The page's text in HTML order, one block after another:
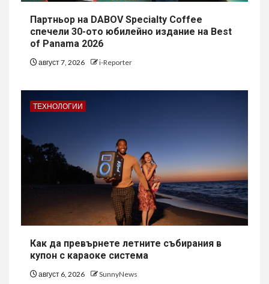
Партньор на DABOV Specialty Coffee
спечели 30-ото юбилейно издание на Best
of Panama 2026
август 7, 2026 i-Reporter
ТЕХНОЛОГИИ
Как да превърнете летните събирания в
купон с караоке система
август 6, 2026 SunnyNews